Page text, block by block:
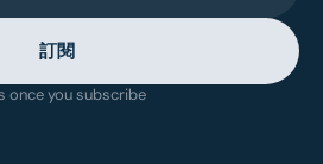
訂閱
once you subscribe